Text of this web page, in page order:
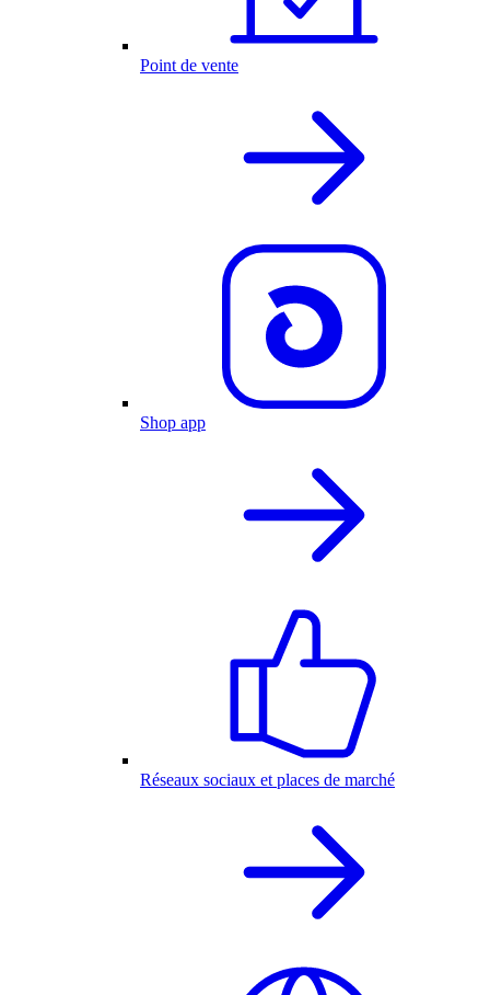
Point de vente
Shop app
Réseaux sociaux et places de marché